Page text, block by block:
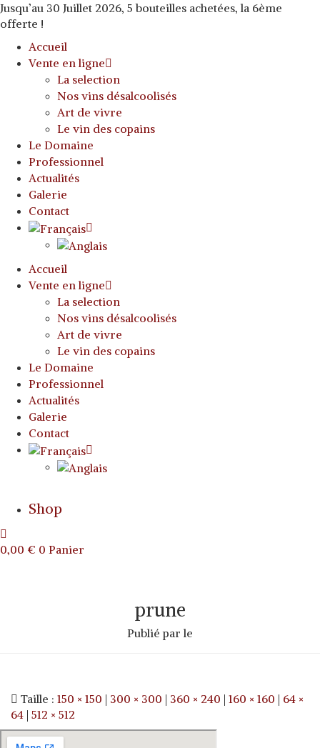
Jusqu’au 30 Juillet 2026, 5 bouteilles achetées, la 6ème
offerte !
Accueil
Vente en ligne
La selection
Nos vins désalcoolisés
Art de vivre
Le vin des copains
Le Domaine
Professionnel
Actualités
Galerie
Contact
Accueil
Vente en ligne
La selection
Nos vins désalcoolisés
Art de vivre
Le vin des copains
Le Domaine
Professionnel
Actualités
Galerie
Contact
Shop
0,00 € 0 Panier
prune
Publié par le
Taille : 150 × 150 | 300 × 300 | 360 × 240 | 160 × 160 | 64 ×
64 | 512 × 512